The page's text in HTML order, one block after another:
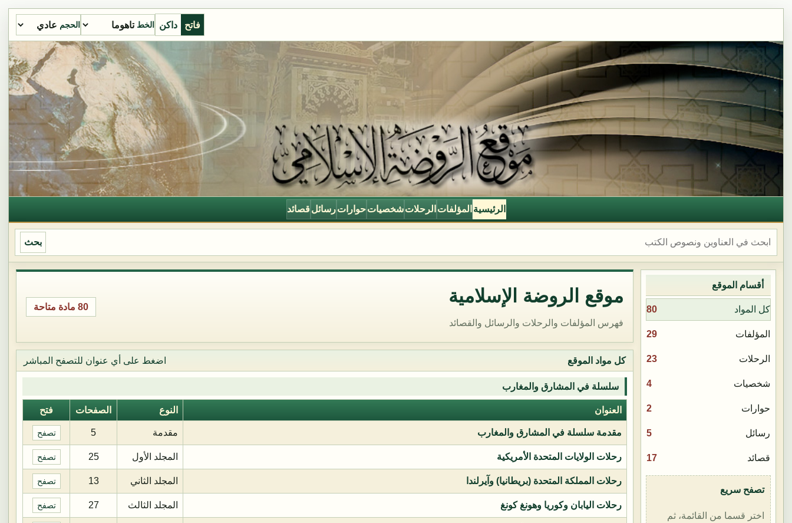
فاتح داكن الخط الحجم
الرئيسية المؤلفات الرحلات شخصيات حوارات رسائل قصائد
بحث
أقسام الموقع
كل المواد 80
المؤلفات 29
الرحلات 23
شخصيات 4
حوارات 2
رسائل 5
قصائد 17
تصفح سريع
اختر قسما من القائمة، ثم
موقع الروضة الإسلامية
فهرس المؤلفات والرحلات والرسائل والقصائد
80 مادة متاحة
كل مواد الموقع اضغط على أي عنوان للتصفح المباشر
سلسلة في المشارق والمغارب
العنوان النوع الصفحات فتح
مقدمة سلسلة في المشارق والمغارب مقدمة 5 تصفح
رحلات الولايات المتحدة الأمريكية المجلد الأول 25 تصفح
رحلات المملكة المتحدة (بريطانيا) وآيرلندا المجلد الثاني 13 تصفح
رحلات اليابان وكوريا وهونغ كونغ المجلد الثالث 27 تصفح